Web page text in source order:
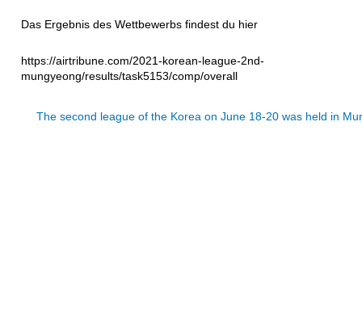
Das Ergebnis des Wettbewerbs findest du hier
https://airtribune.com/2021-korean-league-2nd-
mungyeong/results/task5153/comp/overall
The second league of the Korea on June 18-20 was held in